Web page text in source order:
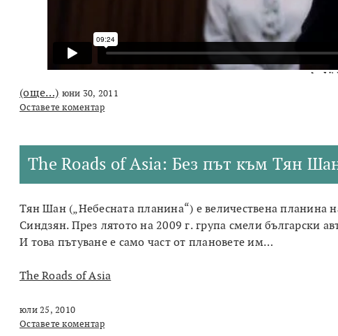
(още…) юни 30, 2011
Оставете коментар
The Roads of Asia: Без път към Тян
Тян Шан („Небесната планина“) е величествена планина
Синдзян. През лятото на 2009 г. група смели български
И това пътуване е само част от плановете им…
The Roads of Asia
юли 25, 2010
Оставете коментар